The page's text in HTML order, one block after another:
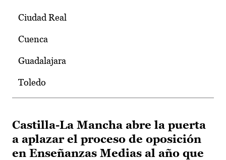
Ciudad Real
Cuenca
Guadalajara
Toledo
Castilla-La Mancha abre la puerta
a aplazar el proceso de oposición
en Enseñanzas Medias al año que